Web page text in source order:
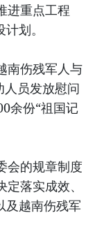
进重点工程
划。
南伤残军人与
员发放慰问
余份“祖国记
会的规章制度
落实成效、
及越南伤残军